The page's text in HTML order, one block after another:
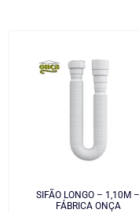
SIFÃO LONGO – 1,10M –
FÁBRICA ONÇA